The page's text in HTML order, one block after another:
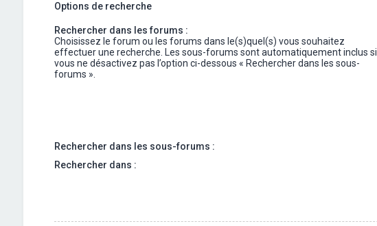
Options de recherche
Rechercher dans les forums :
Choisissez le forum ou les forums dans le(s)quel(s) vous souhaitez
effectuer une recherche. Les sous-forums sont automatiquement inclus si
vous ne désactivez pas l’option ci-dessous « Rechercher dans les sous-
forums ».
Rechercher dans les sous-forums :
Rechercher dans :